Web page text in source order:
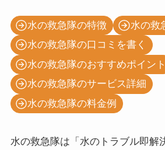
水の救急隊の特徴
水の救
水の救急隊の口コミを書く
水の救急隊のおすすめポイント
水の救急隊のサービス詳細
水の救急隊の料金例
水の救急隊は「水のトラブル即解